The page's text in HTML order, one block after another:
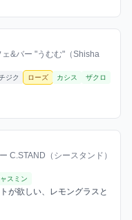
/ 2026年6月13日
&バー "うむむ"（Shisha
ジク ローズ カシス ザクロ
年4月7日
C.STAND（シースタンド）
スミン
が欲しい、レモングラスと